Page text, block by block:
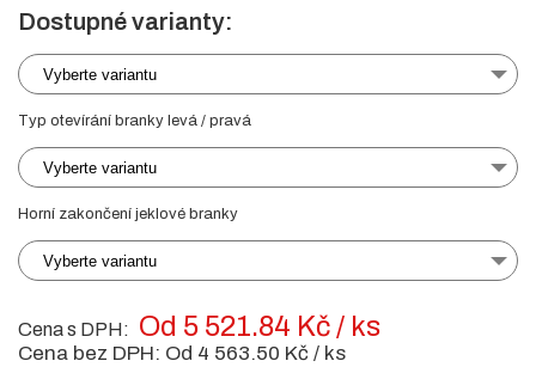
Dostupné varianty:
Vyberte variantu
Typ otevírání branky levá / pravá
Vyberte variantu
Horní zakončení jeklové branky
Vyberte variantu
Cena s DPH: Od 5 521.84 Kč / ks
Cena bez DPH: Od 4 563.50 Kč / ks